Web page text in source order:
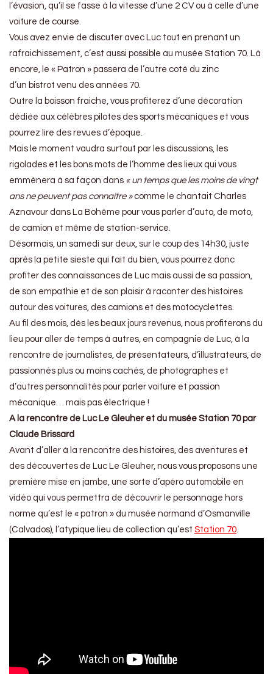
l’évasion, qu’il se fasse à la vitesse d’une 2 CV ou à celle d’une
voiture de course.
Vous avez envie de discuter avec Luc tout en prenant un
rafraichissement, c’est aussi possible au musée Station 70. Là
encore, le « Patron » passera de l’autre coté du zinc
d’un bistrot venu des années 70.
Outre la boisson fraiche, vous profiterez d’une décoration
dédiée aux célèbres pilotes des sports mécaniques et vous
pourrez lire des revues d’époque.
Mais le moment vaudra surtout par les discussions, les
rigolades et les bons mots de l’homme des lieux qui vous
emmènera à sa façon dans « un temps que les moins de vingt
ans ne peuvent pas connaitre »comme le chantait Charles
Aznavour dans La Bohême pour vous parler d’auto, de moto,
de camion et même de station-service.
Désormais, un samedi sur deux, sur le coup des 14h30, juste
après la petite sieste qui fait du bien, vous pourrez donc
profiter des connaissances de Luc mais aussi de sa passion,
de son empathie et de son plaisir à raconter des histoires
autour des voitures, des camions et des motocyclettes.
Au fil des mois, dès les beaux jours revenus, nous profiterons du
lieu pour aller de temps à autres, en compagnie de Luc, à la
rencontre de journalistes, de présentateurs, d’illustrateurs, de
passionnés plus ou moins cachés, de photographes et
d’autres personnalités pour parler voiture et passion
mécanique… mais pas électrique !
A la rencontre de Luc Le Gleuher et du musée Station 70 par
Claude Brissard
Avant d’aller à la rencontre des histoires, des aventures et
des découvertes de Luc Le Gleuher, nous vous proposons une
première mise en jambe, une sorte d’apéro automobile en
vidéo qui vous permettra de découvrir le personnage hors
norme qu’est le « patron » du musée normand d’Osmanville
(Calvados), l’atypique lieu de collection qu’est Station 70